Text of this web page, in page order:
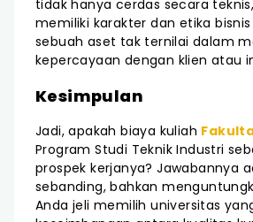
tidak hanya cerdas secara
memiliki karakter dan etika
sebuah aset tak ternilai dalam
kepercayaan dengan klien atau
Kesimpulan
Jadi, apakah biaya kuliah
Program Studi Teknik Industri
prospek kerjanya? Jawabannya
sebanding, bahkan
Anda jeli memilih universitas